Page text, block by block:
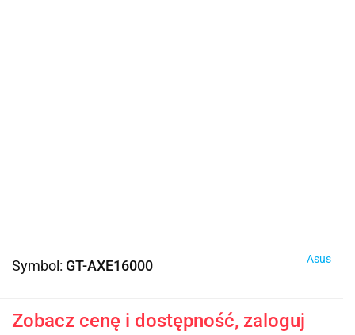
Symbol: GT-AXE16000 Asus
Zobacz cenę i dostępność, zaloguj